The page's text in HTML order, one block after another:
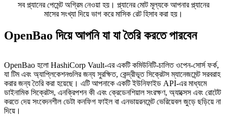
সব প্ল্যানের পেমেন্ট অগ্রিম নেওয়া হয়। প্ল্যানের মোট মূল্যকে আপনার প্ল্যানের
মাসের সংখ্যা দিয়ে ভাগ করে মাসিক রেট হিসাব করা হয়।
OpenBao দিয়ে আপনি যা যা তৈরি করতে পারবেন
OpenBao হলো HashiCorp Vault-এর একটি কমিউনিটি-চালিত ওপেন-সোর্স ফর্ক,
যা টিম এবং অ্যাপ্লিকেশনগুলির জন্য সুরক্ষিত, কেন্দ্রীভূত সিক্রেটস ম্যানেজমেন্ট সরবরাহ
করার জন্য তৈরি করা হয়েছে। এটি আপনাকে একটি ইউনিফাইড API-এর মাধ্যমে
ডাইনামিক সিক্রেটস, এনক্রিপশন কী এবং ক্রেডেনশিয়াল সংরক্ষণ, অ্যাক্সেস এবং রোটেট
করতে দেয় সংবেদনশীল ডেটা কনফিগ ফাইল বা এনভায়রনমেন্ট ভেরিয়েবল জুড়ে ছড়িয়ে না
দিয়ে।